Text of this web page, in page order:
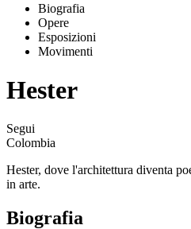
Biografia
Opere
Esposizioni
Movimenti
Hester
Segui
Colombia
Hester, dove l'architettura diventa
in arte.
Biografia